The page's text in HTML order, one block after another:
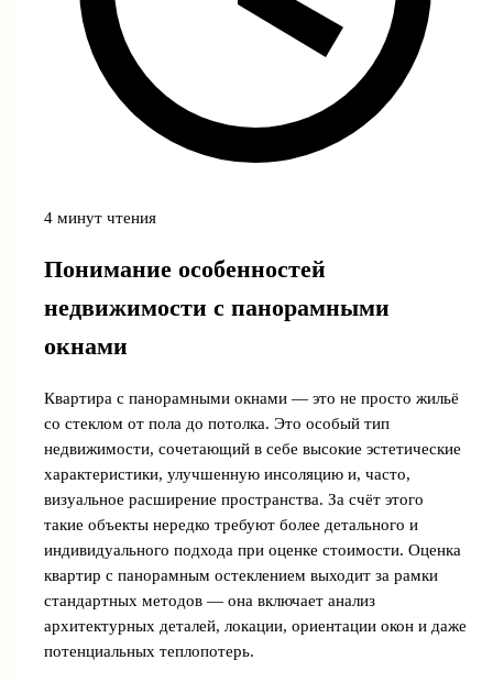
4 минут чтения
Понимание особенностей
недвижимости с панорамными
окнами
Квартира с панорамными окнами — это не просто жильё
со стеклом от пола до потолка. Это особый тип
недвижимости, сочетающий в себе высокие эстетические
характеристики, улучшенную инсоляцию и, часто,
визуальное расширение пространства. За счёт этого
такие объекты нередко требуют более детального и
индивидуального подхода при оценке стоимости. Оценка
квартир с панорамным остеклением выходит за рамки
стандартных методов — она включает анализ
архитектурных деталей, локации, ориентации окон и даже
потенциальных теплопотерь.